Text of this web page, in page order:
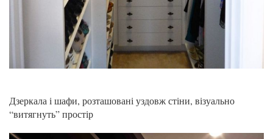
Дзеркала і шафи, розташовані уздовж стіни, візуально
“витягнуть” простір